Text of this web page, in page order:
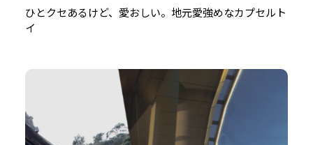
ひとクセあるけど、愛おしい。地元愛強めなカプセルト
イ